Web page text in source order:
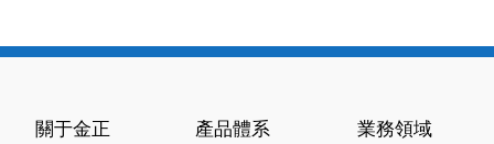
關于金正 產品體系 業務領域